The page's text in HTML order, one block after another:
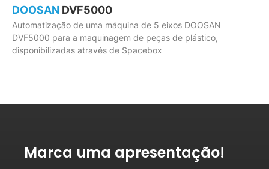
DOOSAN DVF5000
Automatização de uma máquina de 5 eixos DOOSAN
DVF5000 para a maquinagem de peças de plástico,
disponibilizadas através de Spacebox
Marca uma apresentação!